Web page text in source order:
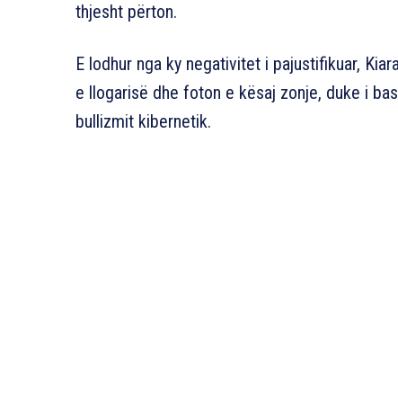
thjesht përton.
E lodhur nga ky negativitet i pajustifikuar,
e llogarisë dhe foton e kësaj zonje, duke i
bullizmit kibernetik.